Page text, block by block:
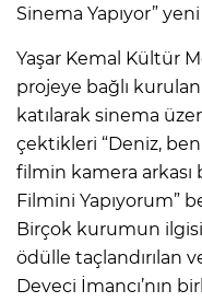
Sinema Yapıyor”
Yaşar Kemal Kültür
projeye bağlı
katılarak sinema
çektikleri “Deniz,
filmin kamera arkası
Filmini Yapıyorum”
Birçok kurumun
ödülle taçlandırılan
Deveci İmancı’nın